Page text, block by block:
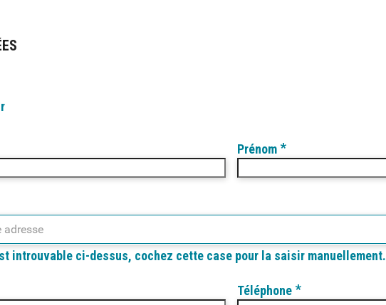
Prénom *
adresse
introuvable ci-dessus, cochez cette case pour la saisir manuellement.
Téléphone *